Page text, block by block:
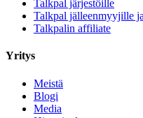
Talkpal järjestöille
Talkpal jälleenmyyjille
Talkpalin affiliate
Yritys
Meistä
Blogi
Media